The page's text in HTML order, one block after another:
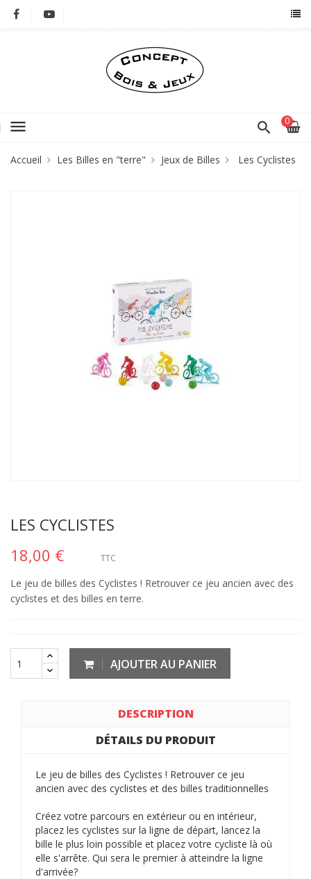
menu 0
Accueil Les Billes en "terre" Jeux de Billes Les Cyclistes
LES CYCLISTES
18,00 €
TTC
Le jeu de billes des Cyclistes ! Retrouver ce jeu ancien avec des
cyclistes et des billes en terre.
AJOUTER AU PANIER
DESCRIPTION
DÉTAILS DU PRODUIT
Le jeu de billes des Cyclistes ! Retrouver ce jeu
ancien avec des cyclistes et des billes traditionnelles
Créez votre parcours en extérieur ou en intérieur,
placez les cyclistes sur la ligne de départ, lancez la
bille le plus loin possible et placez votre cycliste là où
elle s'arrête. Qui sera le premier à atteindre la ligne
d'arrivée?